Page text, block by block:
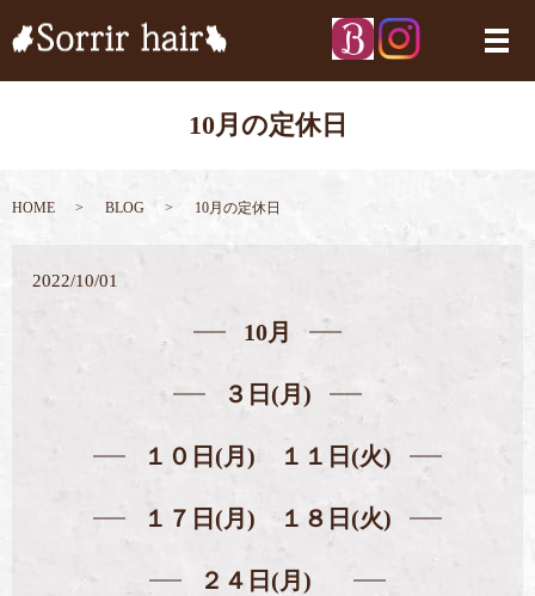
メ
10月の定休日
HOME BLOG 10月の定休日
2022/10/01
10月
３日(月)
１０日(月) １１日(火)
１７日(月) １８日(火)
２４日(月)